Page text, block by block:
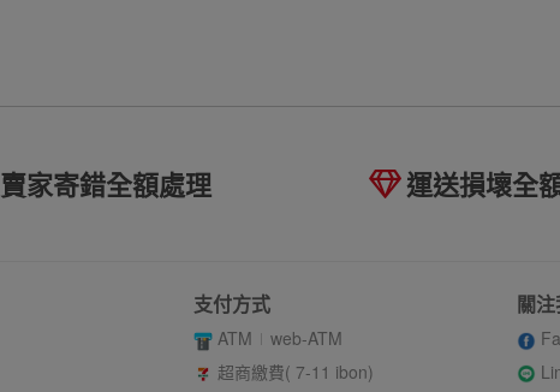
賣家寄錯全額處理 運送損壞全
支付方式
ATM
web-ATM
超商繳費( 7-11 ibon)
關